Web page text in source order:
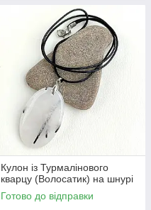
Кулон із Турмалінового
кварцу (Волосатик) на шнурі
Готово до відправки